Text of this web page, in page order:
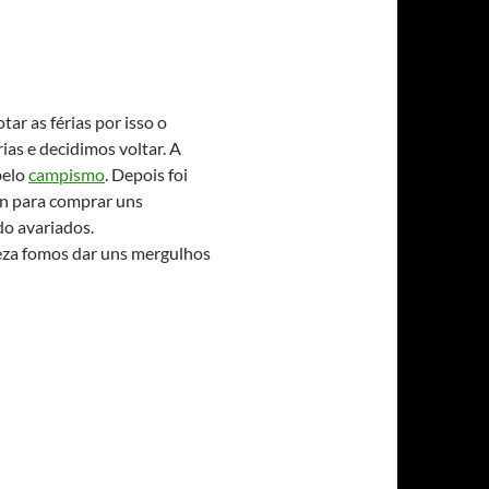
as férias por isso o
e decidimos voltar. A
campismo. Depois foi
para comprar uns
avariados.
fomos dar uns mergulhos